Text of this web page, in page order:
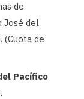
de
José del
(Cuota de
Pacífico